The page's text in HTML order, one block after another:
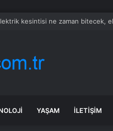
kesintisi ne zaman bitecek,
YAŞAM İLETIŞIM